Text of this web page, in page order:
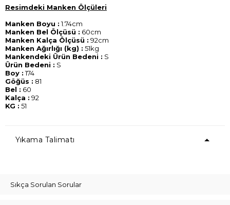
Resimdeki Manken Ölçüleri
Manken Boyu :1.74cm
Manken Bel Ölçüsü : 60cm
Manken Kalça Ölçüsü : 92cm
Manken Ağırlığı (kg) : 51kg
Mankendeki Ürün Bedeni : S
Ürün Bedeni : S
Boy :174
Göğüs : 81
Bel : 60
Kalça : 92
KG : 51
Yıkama Talimatı
Sıkça Sorulan Sorular